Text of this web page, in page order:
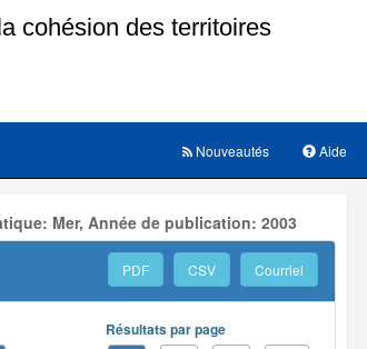
Aide
Nouveautés
Mer, Année de publication: 2003
PDF CSV Courriel
Résultats par page